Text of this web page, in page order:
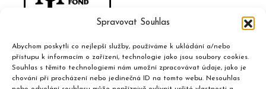
Spravovat Souhlas
Abychom poskytli co nejlepší služby, používáme k ukládání a/nebo
přístupu k informacím o zařízení, technologie jako jsou soubory cookies.
Souhlas s těmito technologiemi nám umožní zpracovávat údaje, jako je
chování při procházení nebo jedinečná ID na tomto webu. Nesouhlas